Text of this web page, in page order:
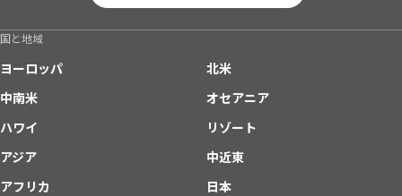
国と地域
ヨーロッパ
北米
中南米
オセアニア
ハワイ
リゾート
アジア
中近東
アフリカ
日本